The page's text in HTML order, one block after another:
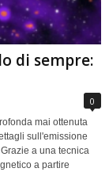
di sempre:
0
mai ottenuta
sull'emissione
a una tecnica
a partire